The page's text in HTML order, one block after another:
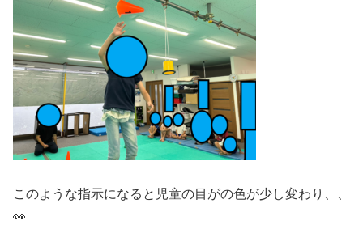
このような指示になると児童の目がの色が少し変わり、、
👀